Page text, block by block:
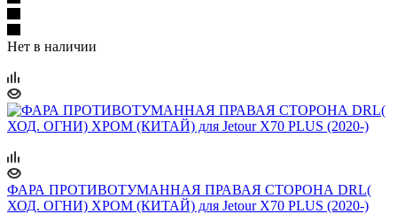
Нет в наличии
ФАРА ПРОТИВОТУМАННАЯ ПРАВАЯ СТОРОНА DRL(
ХОД. ОГНИ) ХРОМ (КИТАЙ) для Jetour X70 PLUS (2020-)